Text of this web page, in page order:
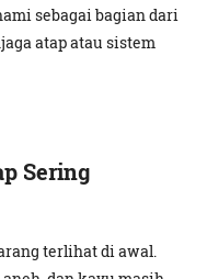
sebagai bagian dari
atap atau sistem
Sering
terlihat di awal.